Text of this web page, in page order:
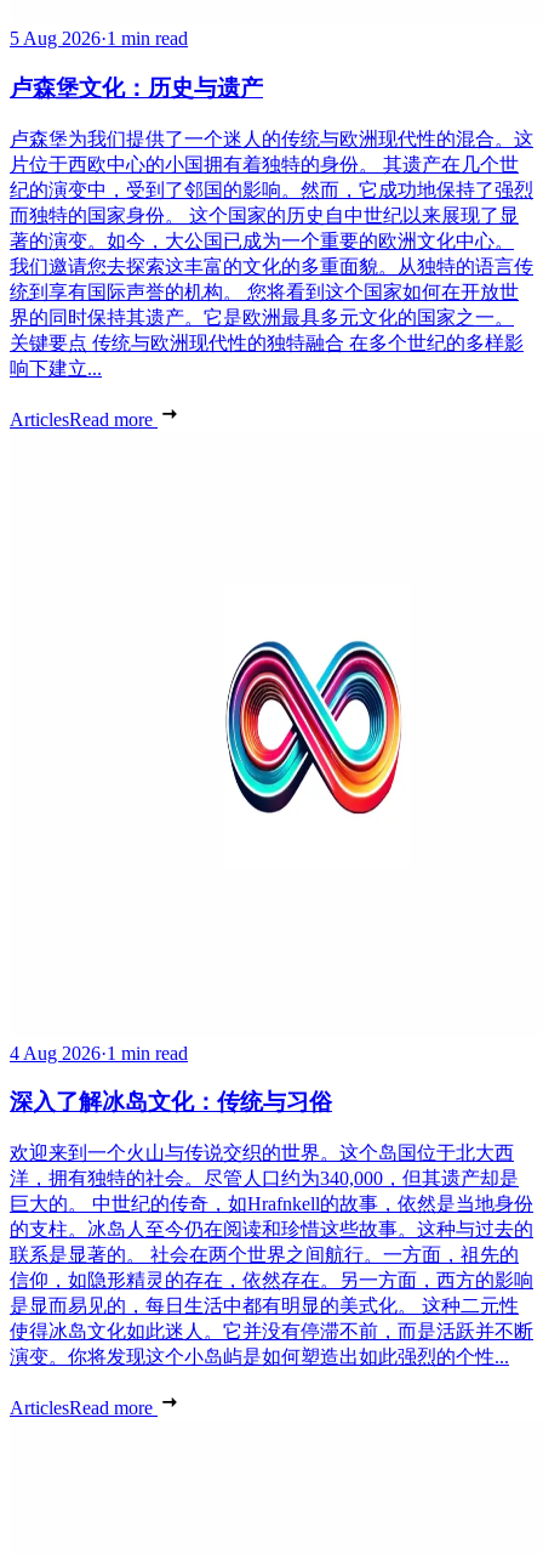
5 Aug 2026·1 min read
卢森堡文化：历史与遗产
卢森堡为我们提供了一个迷人的传统与欧洲现代性的混合。这
片位于西欧中心的小国拥有着独特的身份。 其遗产在几个世
纪的演变中，受到了邻国的影响。然而，它成功地保持了强烈
而独特的国家身份。 这个国家的历史自中世纪以来展现了显
著的演变。如今，大公国已成为一个重要的欧洲文化中心。
我们邀请您去探索这丰富的文化的多重面貌。从独特的语言传
统到享有国际声誉的机构。 您将看到这个国家如何在开放世
界的同时保持其遗产。它是欧洲最具多元文化的国家之一。
关键要点 传统与欧洲现代性的独特融合 在多个世纪的多样影
响下建立...
ArticlesRead more
4 Aug 2026·1 min read
深入了解冰岛文化：传统与习俗
欢迎来到一个火山与传说交织的世界。这个岛国位于北大西
洋，拥有独特的社会。尽管人口约为340,000，但其遗产却是
巨大的。 中世纪的传奇，如Hrafnkell的故事，依然是当地身份
的支柱。冰岛人至今仍在阅读和珍惜这些故事。这种与过去的
联系是显著的。 社会在两个世界之间航行。一方面，祖先的
信仰，如隐形精灵的存在，依然存在。另一方面，西方的影响
是显而易见的，每日生活中都有明显的美式化。 这种二元性
使得冰岛文化如此迷人。它并没有停滞不前，而是活跃并不断
演变。你将发现这个小岛屿是如何塑造出如此强烈的个性...
ArticlesRead more